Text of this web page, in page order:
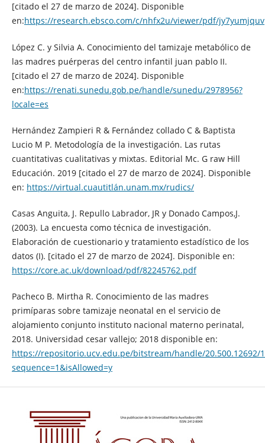
[citado el 27 de marzo de 2024]. Disponible
en:https://research.ebsco.com/c/nhfx2u/viewer/pdf/jy7yumjquv
López C. y Silvia A. Conocimiento del tamizaje metabólico de
las madres puérperas del centro infantil juan pablo II.
[citado el 27 de marzo de 2024]. Disponible
en:https://renati.sunedu.gob.pe/handle/sunedu/2978956?
locale=es
Hernández Zampieri R & Fernández collado C & Baptista
Lucio M P. Metodología de la investigación. Las rutas
cuantitativas cualitativas y mixtas. Editorial Mc. G raw Hill
Educación. 2019 [citado el 27 de marzo de 2024]. Disponible
en: https://virtual.cuautitlán.unam.mx/rudics/
Casas Anguita, J. Repullo Labrador, JR y Donado Campos,J.
(2003). La encuesta como técnica de investigación.
Elaboración de cuestionario y tratamiento estadístico de los
datos (I). [citado el 27 de marzo de 2024]. Disponible en:
https://core.ac.uk/download/pdf/82245762.pdf
Pacheco B. Mirtha R. Conocimiento de las madres
primíparas sobre tamizaje neonatal en el servicio de
alojamiento conjunto instituto nacional materno perinatal,
2018. Universidad cesar vallejo; 2018 disponible en:
https://repositorio.ucv.edu.pe/bitstream/handle/20.500.12692/
sequence=1&isAllowed=y